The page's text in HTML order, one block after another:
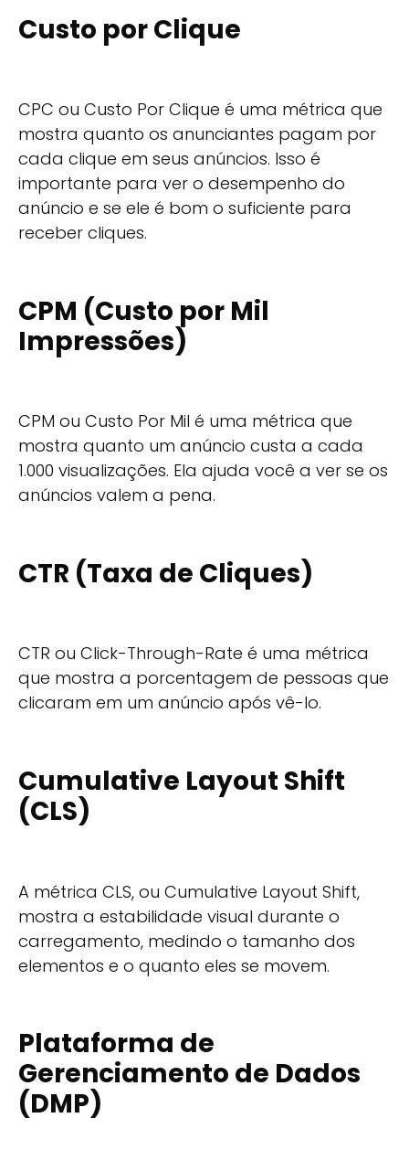
Custo por Clique
CPC ou Custo Por Clique é uma métrica que
mostra quanto os anunciantes pagam por
cada clique em seus anúncios. Isso é
importante para ver o desempenho do
anúncio e se ele é bom o suficiente para
receber cliques.
CPM (Custo por Mil
Impressões)
CPM ou Custo Por Mil é uma métrica que
mostra quanto um anúncio custa a cada
1.000 visualizações. Ela ajuda você a ver se os
anúncios valem a pena.
CTR (Taxa de Cliques)
CTR ou Click-Through-Rate é uma métrica
que mostra a porcentagem de pessoas que
clicaram em um anúncio após vê-lo.
Cumulative Layout Shift
(CLS)
A métrica CLS, ou Cumulative Layout Shift,
mostra a estabilidade visual durante o
carregamento, medindo o tamanho dos
elementos e o quanto eles se movem.
Plataforma de
Gerenciamento de Dados
(DMP)